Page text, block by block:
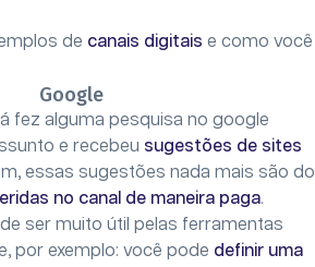
de canais digitais e como você
Google
fez alguma pesquisa no google
e recebeu sugestões de sites
essas sugestões nada mais são do
no canal de maneira paga.
ser muito útil pelas ferramentas
por exemplo: você pode definir uma